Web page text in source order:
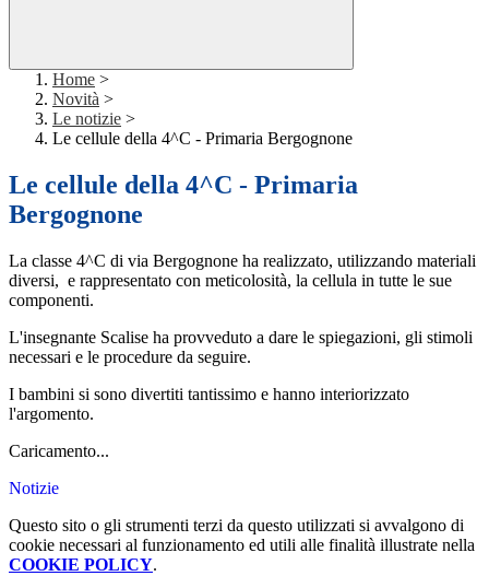
Home >
Novità >
Le notizie >
Le cellule della 4^C - Primaria Bergognone
Le cellule della 4^C - Primaria
Bergognone
La classe 4^C di via Bergognone ha realizzato, utilizzando materiali
diversi, e rappresentato con meticolosità, la cellula in tutte le sue
componenti.
L'insegnante Scalise ha provveduto a dare le spiegazioni, gli stimoli
necessari e le procedure da seguire.
I bambini si sono divertiti tantissimo e hanno interiorizzato
l'argomento.
Caricamento...
Notizie
Questo sito o gli strumenti terzi da questo utilizzati si avvalgono di
cookie necessari al funzionamento ed utili alle finalità illustrate nella
COOKIE POLICY.